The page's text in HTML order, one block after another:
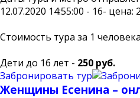
12.07.2020 14:55:00 - 16- цена:
Стоимость тура за 1
Дети до 16 лет - 250 руб.
Забронировать тур
Женщины Есенина –